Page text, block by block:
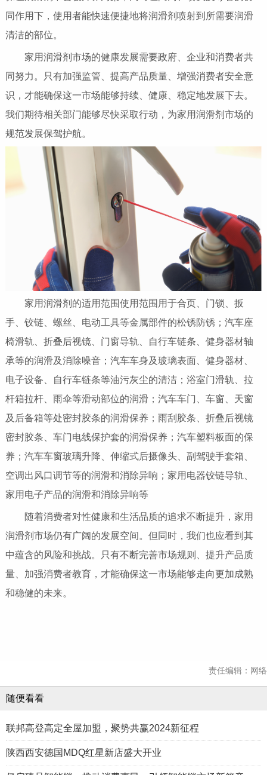
同作用下，使用者能快速便捷地将润滑剂喷射到所需要润滑
清洁的部位。
家用润滑剂市场的健康发展需要政府、企业和消费者共
同努力。只有加强监管、提高产品质量、增强消费者安全意
识，才能确保这一市场能够持续、健康、稳定地发展下去。
我们期待相关部门能够尽快采取行动，为家用润滑剂市场的
规范发展保驾护航。
家用润滑剂的适用范围使用范围用于合页、门锁、扳
手、铰链、螺丝、电动工具等金属部件的松锈防锈；汽车座
椅滑轨、折叠后视镜、门窗导轨、自行车链条、健身器材轴
承等的润滑及消除噪音；汽车车身及玻璃表面、健身器材、
电子设备、自行车链条等油污灰尘的清洁；浴室门滑轨、拉
杆箱拉杆、雨伞等滑动部位的润滑；汽车车门、车窗、天窗
及后备箱等处密封胶条的润滑保养；雨刮胶条、折叠后视镜
密封胶条、车门电线保护套的润滑保养；汽车塑料板面的保
养；汽车车窗玻璃升降、伸缩式后摄像头、副驾驶手套箱、
空调出风口调节等的润滑和消除异响；家用电器铰链导轨、
家用电子产品的润滑和消除异响等
随着消费者对性健康和生活品质的追求不断提升，家用
润滑剂市场仍有广阔的发展空间。但同时，我们也应看到其
中蕴含的风险和挑战。只有不断完善市场规则、提升产品质
量、加强消费者教育，才能确保这一市场能够走向更加成熟
和稳健的未来。
责任编辑：网络
随便看看
联邦高登高定全屋加盟，聚势共赢2024新征程
陕西西安德国MDQ红星新店盛大开业